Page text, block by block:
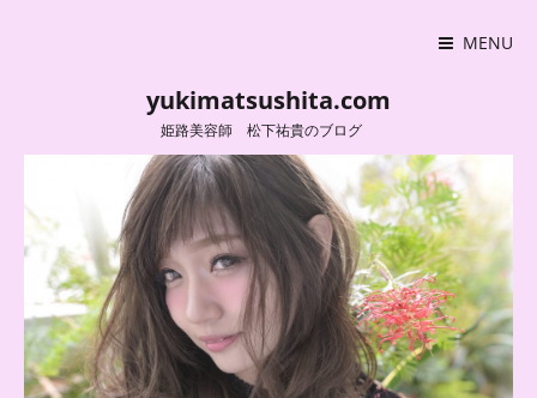
MENU
yukimatsushita.com
姫路美容師 松下祐貴のブログ